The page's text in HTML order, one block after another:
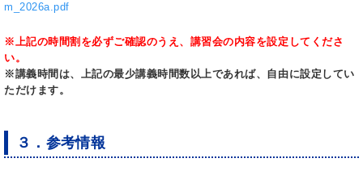
m_2026a.pdf
※上記の時間割を必ずご確認のうえ、講習会の内容を設定してくださ
い。
※講義時間は、上記の最少講義時間数以上であれば、自由に設定してい
ただけます。
３．参考情報